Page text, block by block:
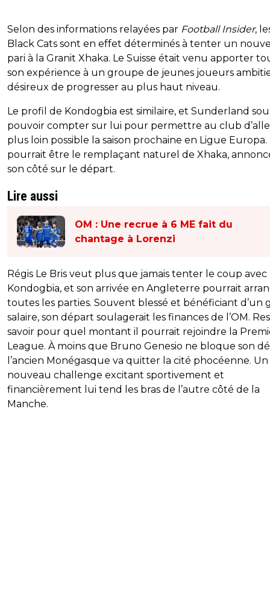
Selon des informations relayées par Football Insider,
Black Cats sont en effet déterminés à tenter un
pari à la Granit Xhaka. Le Suisse était venu apporter
son expérience à un groupe de jeunes joueurs
désireux de progresser au plus haut niveau.
Le profil de Kondogbia est similaire, et Sunderland
pouvoir compter sur lui pour permettre au club
plus loin possible la saison prochaine en Ligue Europa.
pourrait être le remplaçant naturel de Xhaka,
son côté sur le départ.
Lire aussi
OM : Une recrue à 6 ME fait du
chantage à Lorenzi
Régis Le Bris veut plus que jamais tenter le coup avec
Kondogbia, et son arrivée en Angleterre pourrait
toutes les parties. Souvent blessé et bénéficiant d’un
salaire, son départ soulagerait les finances de l’OM.
savoir pour quel montant il pourrait rejoindre la
League. À moins que Bruno Genesio ne bloque son
l’ancien Monégasque va quitter la cité phocéenne. Un
nouveau challenge excitant sportivement et
financièrement lui tend les bras de l’autre côté de la
Manche.